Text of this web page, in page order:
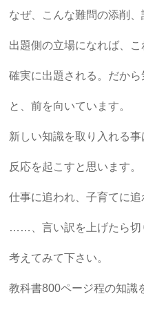
なぜ、こんな難問の添削
出題側の立場になれば、
確実に出題される。だから
と、前を向いています。
新しい知識を取り入れる
反応を起こすと思います。
仕事に追われ、子育てに
……、言い訳を上げたら切
考えてみて下さい。
教科書800ページ程の知識